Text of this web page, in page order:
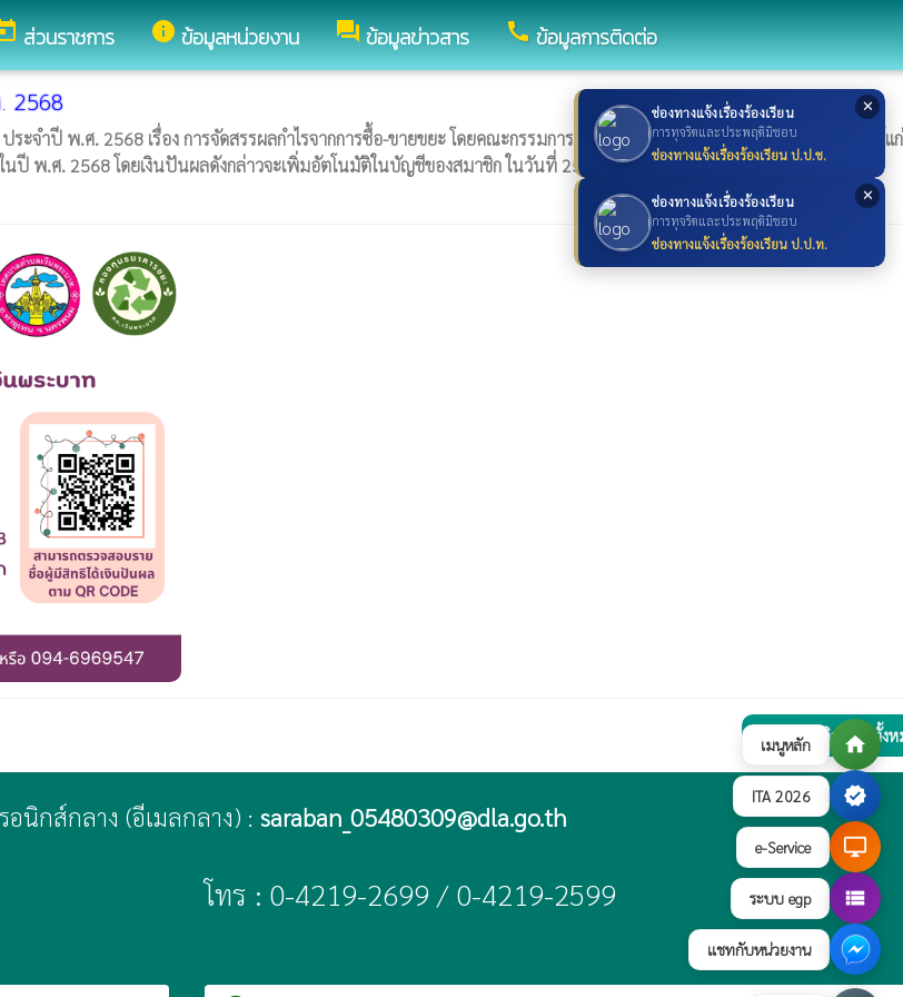
เมนูหลัก home
ITA 2026 verified
e-Service desktop_windows
ระบบ egp view_list
แชทกับหน่วยงาน
✕
ช่องทางแจ้งเรื่องร้องเรียน
การทุจริตและประพฤติมิชอบ
ช่องทางแจ้งเรื่องร้องเรียน ป.ป.ช.
✕
ช่องทางแจ้งเรื่องร้องเรียน
การทุจริตและประพฤติมิชอบ
ช่องทางแจ้งเรื่องร้องเรียน ป.ป.ท.
ส่วนราชการ infoข้อมูลหน่วยงาน forumข้อมูลข่าวสาร callข้อมูลการติดต่อ
2568
ำปี พ.ศ. 2568 เรื่อง การจัดสรรผลกำไรจากการซื้อ-ขายขยะ โดยคณะกรรมการมีมติเห็นชอบให้นำผลกำไร 50% มาปันผลให้แก่
พ.ศ. 2568 โดยเงินปันผลดังกล่าวจะเพิ่มอัตโนมัติในบัญชีของสมาชิก ในวันที่ 25 ธันวาคม 2568
ดูภาพกิจกรรมทั้ง
นิกส์กลาง (อีเมลกลาง) : saraban_05480309@dla.go.th
โทร : 0-4219-2699 / 0-4219-2599